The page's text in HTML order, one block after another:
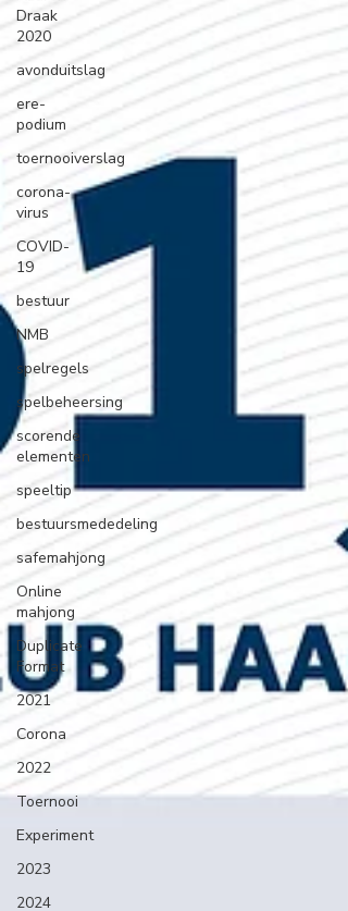
Draak
2020
avonduitslag
ere-
podium
toernooiverslag
corona-
virus
COVID-
19
bestuur
NMB
spelregels
spelbeheersing
scorende
elementen
speeltip
bestuursmededeling
safemahjong
Online
mahjong
Duplicate
Format
2021
Corona
2022
Toernooi
Experiment
2023
2024